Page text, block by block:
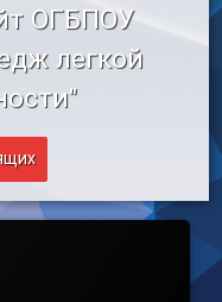
ОГБПОУ
легкой